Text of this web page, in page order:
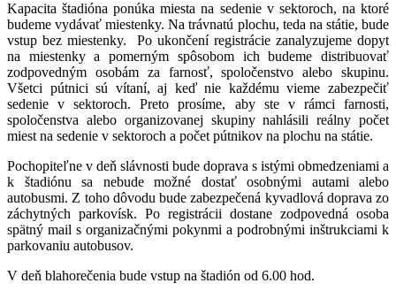
Kapacita štadióna ponúka miesta na sedenie v sektoroch, na ktoré
budeme vydávať miestenky. Na trávnatú plochu, teda na státie, bude
vstup bez miestenky. Po ukončení registrácie zanalyzujeme dopyt
na miestenky a pomerným spôsobom ich budeme distribuovať
zodpovedným osobám za farnosť, spoločenstvo alebo skupinu.
Všetci pútnici sú vítaní, aj keď nie každému vieme zabezpečiť
sedenie v sektoroch. Preto prosíme, aby ste v rámci farnosti,
spoločenstva alebo organizovanej skupiny nahlásili reálny počet
miest na sedenie v sektoroch a počet pútnikov na plochu na státie.
Pochopiteľne v deň slávnosti bude doprava s istými obmedzeniami a
k štadiónu sa nebude možné dostať osobnými autami alebo
autobusmi. Z toho dôvodu bude zabezpečená kyvadlová doprava zo
záchytných parkovísk. Po registrácii dostane zodpovedná osoba
spätný mail s organizačnými pokynmi a podrobnými inštrukciami k
parkovaniu autobusov.
V deň blahorečenia bude vstup na štadión od 6.00 hod.